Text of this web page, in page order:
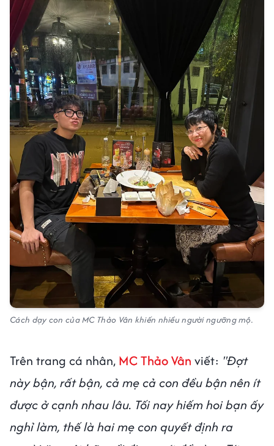
Cách dạy con của MC Thảo Vân khiến nhiều người ngưỡng mộ.
Trên trang cá nhân, MC Thảo Vân viết: "Đợt
này bận, rất bận, cả mẹ cả con đều bận nên ít
được ở cạnh nhau lâu. Tối nay hiếm hoi bạn ấy
nghỉ làm, thế là hai mẹ con quyết định ra